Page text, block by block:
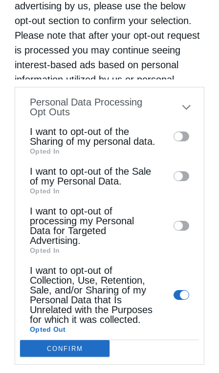
advertising by us, please use the below
opt-out section to confirm your selection.
Please note that after your opt-out request
is processed you may continue seeing
interest-based ads based on personal
information utilized by us or personal
to your opt-out. You may separately opt-out
information by third parties on the IAB’s list
of downstream participants. This
information may also be disclosed by us to
third parties on theIAB’s List of
Downstream Participants
disclose it to other third parties.
Personal Data Processing
Opt Outs
I want to opt-out of the
Sharing of my personal data.
Opted In
I want to opt-out of the Sale
of my Personal Data.
Opted In
I want to opt-out of
processing my Personal
Data for Targeted
Advertising.
Opted In
I want to opt-out of
Collection, Use, Retention,
Sale, and/or Sharing of my
Personal Data that Is
Unrelated with the Purposes
for which it was collected.
Opted Out
CONFIRM
βιώνει το «ιψενικό τρίγωνο»: εκπαιδευτικών
– μαθητών (φοιτητών) – γονέων.
Η Eκκλησία αυτού του τόπου εφησυχάζει και
ασχολείται με ομφαλοσκοπικές
βυζαντινολογίες, σε μια προσπάθεια να
αναπαραστήσει το παρελθόν με όρους κιτς
δίχως σχεδόν καθόλου βιωματική εμπειρία,
για πράγματα μεγάλα αληθινά και
υπερβολικά ασύνδετα με την
εκκοσμικευμένη πραγματικότητά της, τα
οποία τελικά την υπερβαίνουν. Ως εκ τούτου,
η σοβαρή ενασχόλησή της με τα ζητήματα
της Παιδείας ανάγεται στον χώρο της
επιστημονικής φαντασίας, εκτός κάποιων
επιθανάτιων σπασμών και γραφικών
παρεμβάσεων, στα οποία δεν δίνει κανείς
σημασία, ούτε δείχνει κανένα ενδιαφέρον.
συνεκτικός ρόλος και ο παρηγορητικός
λόγος της Εκκλησίας έχουν εκλείψει